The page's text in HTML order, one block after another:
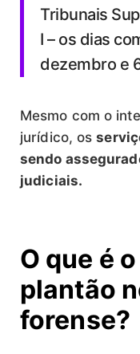
Tribunais
I – os dias
dezembro e
Mesmo com o
jurídico, os
sendo
judiciais.
O que é
plantão
forense?